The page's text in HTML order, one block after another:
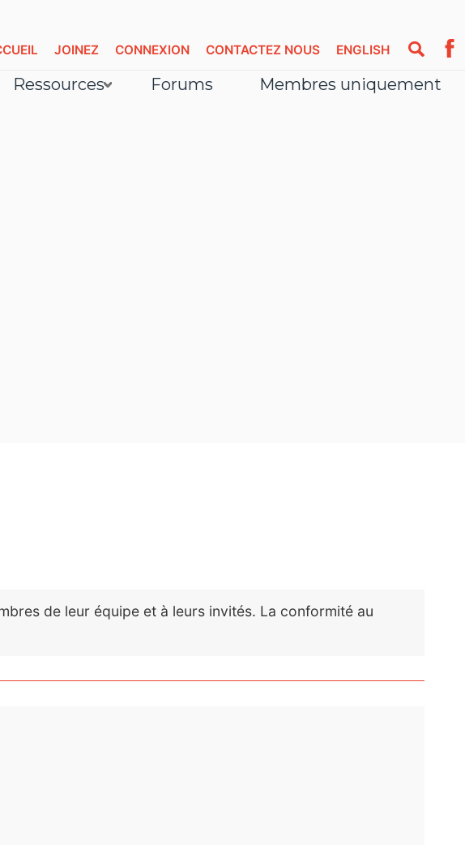
ENGLISH
CONTACTEZ NOUS
CONNEXION
JOINEZ
Ressources Forums Membres uniquement
de leur équipe et à leurs invités. La conformité au